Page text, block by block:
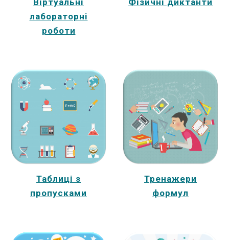
Віртуальні
лабораторні
роботи
Фізичні диктанти
Таблиці з
пропусками
Тренажери
формул